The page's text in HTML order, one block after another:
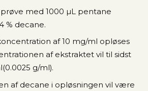
med 1000 µL pentane
% decane.
af 10 mg/ml opløses
af ekstraktet vil til sidst
g/ml).
af decane i opløsningen vil være